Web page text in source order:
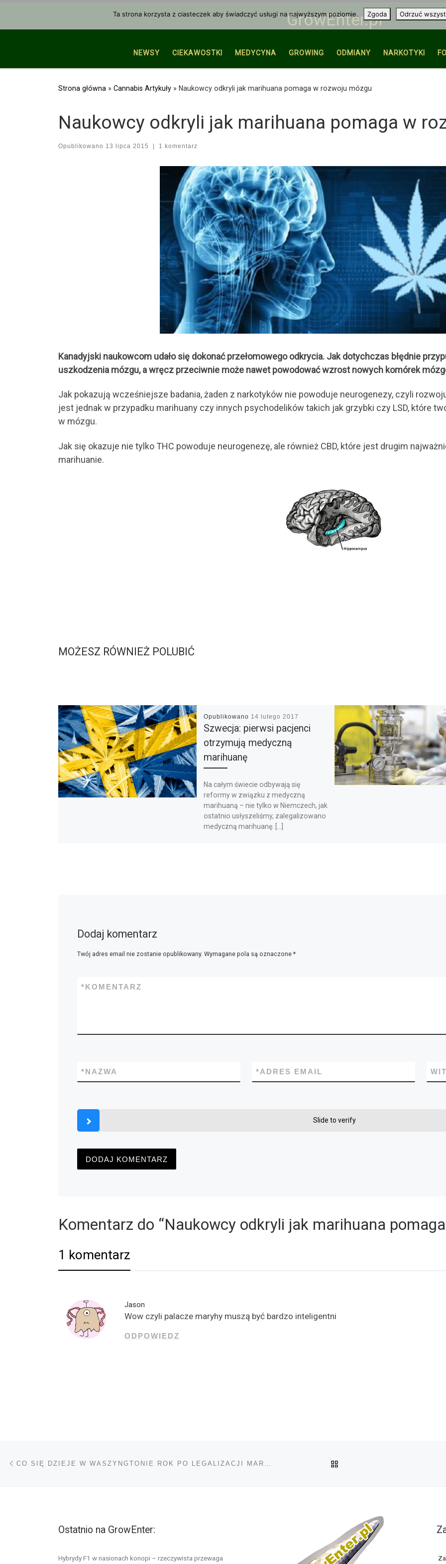
GrowEnter.pl
NEWSY CIEKAWOSTKI MEDYCYNA GROWING ODMIANY NARKOTYKI
Strona główna » Cannabis Artykuły » Naukowcy odkryli jak marihuana pomaga w rozwoju mózgu
Naukowcy odkryli jak marihuana pomaga w
Opublikowano 13 lipca 2015 1 komentarz
Kanadyjski naukowcom udało się dokonać przełomowego odkrycia. Jak dotychczas błędnie
uszkodzenia mózgu, a wręcz przeciwnie może nawet powodować wzrost nowych komórek
Jak pokazują wcześniejsze badania, żaden z narkotyków nie powoduje neurogenezy, czyli
jest jednak w przypadku marihuany czy innych psychodelików takich jak grzybki czy LSD, które
w mózgu.
Jak się okazuje nie tylko THC powoduje neurogenezę, ale również CBD, które jest drugim
marihuanie.
MOŻESZ RÓWNIEŻ POLUBIĆ
Opublikowano 14 lutego 2017
Szwecja: pierwsi pacjenci
otrzymują medyczną
marihuanę
Na całym świecie odbywają się
reformy w związku z medyczną
marihuaną – nie tylko w Niemczech, jak
ostatnio usłyszeliśmy, zalegalizowano
medyczną marihuanę. […]
Dodaj komentarz
Twój adres email nie zostanie opublikowany. Wymagane pola są oznaczone *
KOMENTARZ
*
NAZWA
* ADRES EMAIL
*
Slide to verify
Komentarz do “Naukowcy odkryli jak marihuana
1 komentarz
Jason
Wow czyli palacze maryhy muszą być bardzo inteligentni
ODPOWIEDZ
Nawigacja wpisu
Ostatnio na GrowEnter:
Hybrydy F1 w nasionach konopi – rzeczywista przewaga
Ta strona korzysta z ciasteczek aby świadczyć usługi na najwyższym poziomie. Zgoda Odrzuć